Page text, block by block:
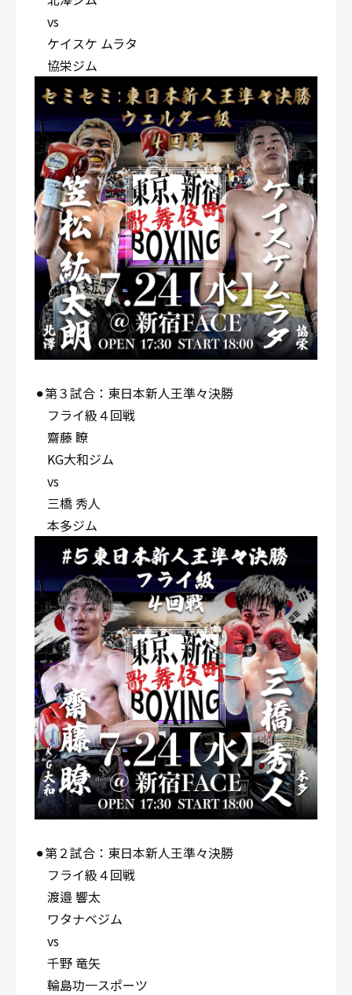
vs
ケイスケ ムラタ
協栄ジム
⚫︎第３試合：東日本新人王準々決勝
フライ級４回戦
齋藤 瞭
KG大和ジム
vs
三橋 秀人
本多ジム
⚫︎第２試合：東日本新人王準々決勝
フライ級４回戦
渡邉 響太
ワタナベジム
vs
千野 竜矢
輪島功一スポーツ